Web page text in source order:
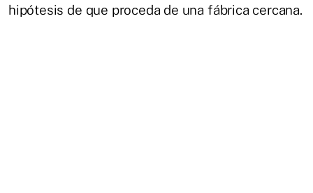
hipótesis de que proceda de una fábrica cercana.